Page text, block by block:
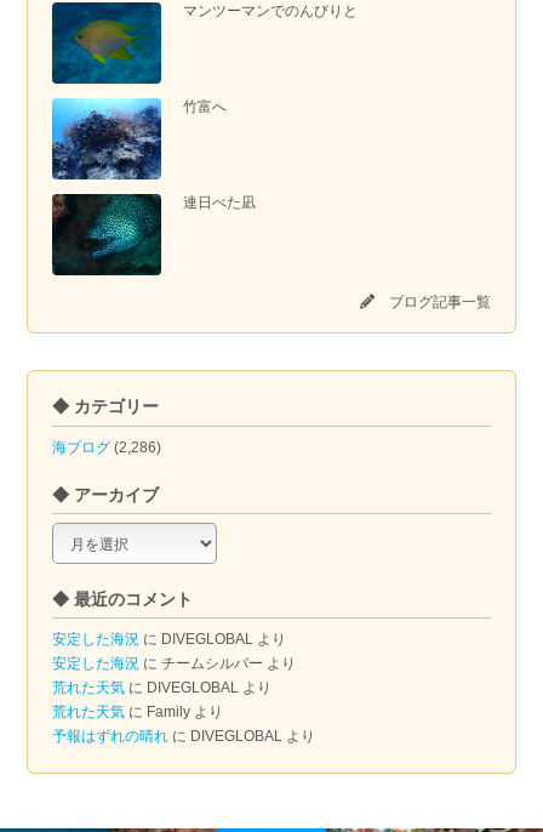
マンツーマンでのんびりと
竹富へ
連日べた凪
ブログ記事一覧
◆ カテゴリー
海ブログ (2,286)
◆ アーカイブ
◆
ア
カ
イ
ブ
◆ 最近のコメント
安定した海況 に DIVEGLOBAL より
安定した海況 にチームシルバー より
荒れた天気 に DIVEGLOBAL より
荒れた天気 に Family より
予報はずれの晴れ に DIVEGLOBAL より